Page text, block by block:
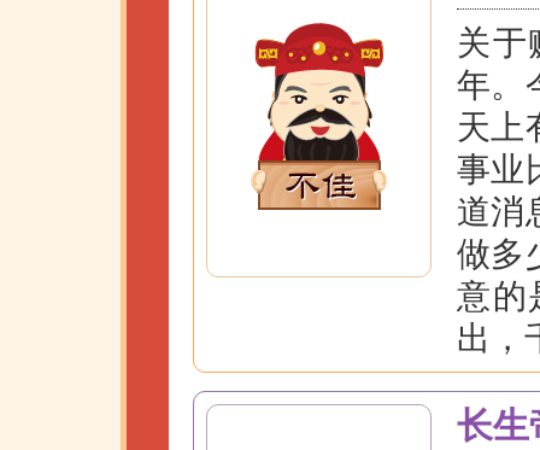
关于
年。
天上
事业
道消
做多
意的
出，
长生